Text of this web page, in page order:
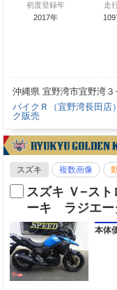
初度登録年
2017年
走
沖縄県 宜野湾市宜野湾３
バイクＲ（宜野湾長田店
ク販売
スズキ 複数画像
スズキ Ｖ−ス
ーキ ラジエー
本体